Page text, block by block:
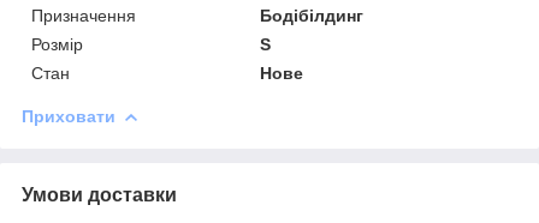
Призначення
Бодібілдинг
Розмір
S
Стан
Нове
Приховати
Умови доставки